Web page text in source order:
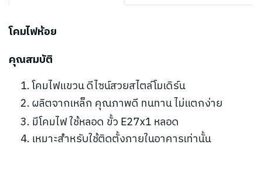
โคมไฟห้อย
คุณสมบัติ
โคมไฟแขวน ดีไซน์สวยสไตล์โมเดิร์น
ผลิตจากเหล็ก คุณภาพดี ทนทาน ไม่แตกง่าย
มีโคมไฟ ใช้หลอด ขั้ว E27x1 หลอด
เหมาะสำหรับใช้ติดตั้งภายในอาคารเท่านั้น